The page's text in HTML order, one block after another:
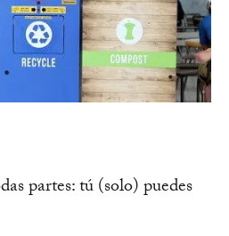
partes: tú (solo) puedes